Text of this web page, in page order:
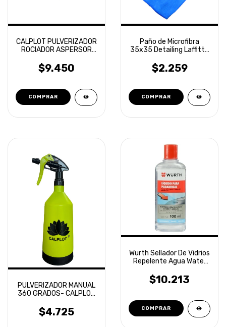
CALPLOT PULVERIZADOR
ROCIADOR ASPERSOR
$9.450
Paño de Microfibra
35x35 Detailing Laffitte
$2.259
PULVERIZADOR MANUAL
360 GRADOS- CALPLOT
$4.725
Wurth Sellador De Vidrios
Repelente Agua Water
$10.213